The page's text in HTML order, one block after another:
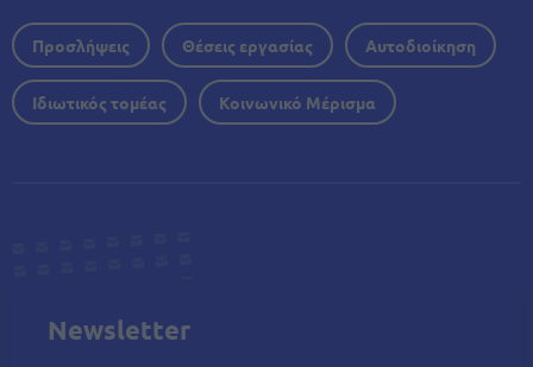
Προσλήψεις Θέσεις εργασίας Αυτοδιοίκηση
Ιδιωτικός τομέας Κοινωνικό Μέρισμα
Newsletter